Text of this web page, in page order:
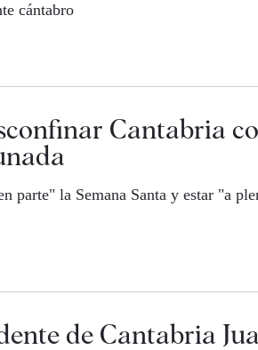
cántabro
Cantabria
parte" la Semana Santa y estar "a
de Cantabria